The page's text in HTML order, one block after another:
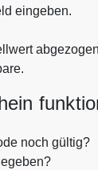
eingeben.
noch gültig?